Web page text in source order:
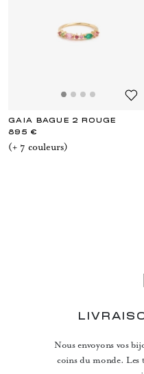
GAIA BAGUE 2 ROUGE
895 €
(+ 7 couleurs)
Nous envoyons vos
coins du monde. Les